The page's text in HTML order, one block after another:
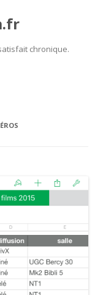
chronique.